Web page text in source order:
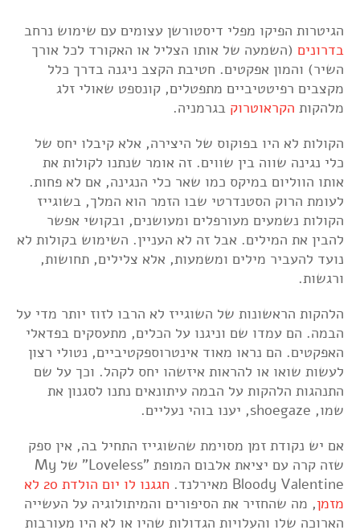
הגיטרות הפיקו מפלי דיסטורשן עצומים עם שימוש נרחב
בדרונים (השמעה של אותו הצליל או האקורד לכל אורך
השיר) והמון אפקטים. חטיבת הקצב ניגנה בדרך כלל
מקצבים רפיטטיביים מתפטלים, קונספט שאולי זלג
מלהקות הקראוטרוק בגרמניה.
הקולות לא היו בפוקוס של היצירה, אלא קיבלו יחס של
כלי נגינה שווה בין שווים. זה אומר שנתנו לקולות את
אותו הווליום במיקס כמו שאר כלי הנגינה, אם לא פחות.
לעומת הרוק הסטנדרטי שבו הזמר הוא המלך, בשוגייז
הקולות נשמעים מעורפלים ומעושנים, ובקושי אפשר
להבין את המילים. אבל זה לא העניין. השימוש בקולות לא
נועד להעביר מילים ומשמעות, אלא צלילים, תחושות,
ורגשות.
הלהקות הראשונות של השוגייז לא הרבו לזוז יותר מדי על
הבמה. הם עמדו שם וניגנו על הכלים, מתעסקים בפדאלי
האפקטים. הם נראו מאוד אינטרוספקטיביים, נטולי רצון
לעשות שואו או להראות איזשהו יחס לקהל. וכך על שם
התנהגות הלהקות על הבמה עיתונאים נתנו לסגנון את
שמו, shoegaze, יענו בוהי נעליים.
אם יש נקודת זמן מסוימת שהשוגייז התחיל בה, אין ספק
שזה קרה עם יציאת אלבום המופת "Loveless" של My
Bloody Valentine מאירלנד.
חגגנו לו יום הולדת 20 לא
מזמן, מה שהחזיר את הסיפורים והמיתולוגיה על העשייה
הארוכה שלו והעלויות הגדולות שהיו או לא היו מעורבות